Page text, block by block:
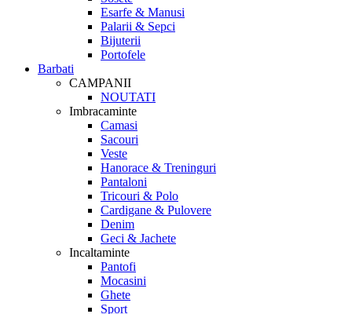
Esarfe & Manusi
Palarii & Sepci
Bijuterii
Portofele
Barbati
CAMPANII
NOUTATI
Imbracaminte
Camasi
Sacouri
Veste
Hanorace & Treninguri
Pantaloni
Tricouri & Polo
Cardigane & Pulovere
Denim
Geci & Jachete
Incaltaminte
Pantofi
Mocasini
Ghete
Sport